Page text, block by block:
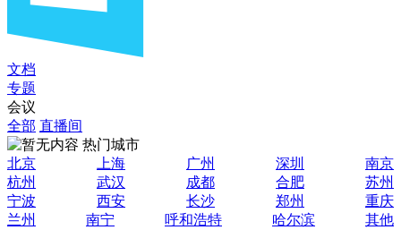
文档
专题
会议
全部 直播间
热门城市
北京
上海 广州 深圳
南京
杭州
武汉 成都 合肥
苏州
宁波
西安 长沙 郑州
重庆
兰州
南宁 呼和浩特 哈尔滨
其他